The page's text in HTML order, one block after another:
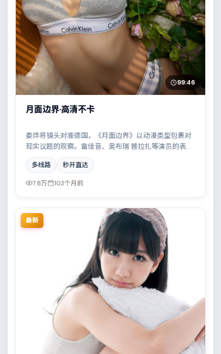
99:46
月面边界·高清不卡
娄烨将镜头对准德国，《月面边界》以动漫类型包裹对
现实议题的观察。雷佳音、奥布瑞·普拉扎等演员的表演
层次丰富，家族恩怨与时代变迁交织成一曲悲歌。全片
在类型元素与人文关怀之间取得平衡。
多线路 秒开直达
7.8万 103个月前
最新